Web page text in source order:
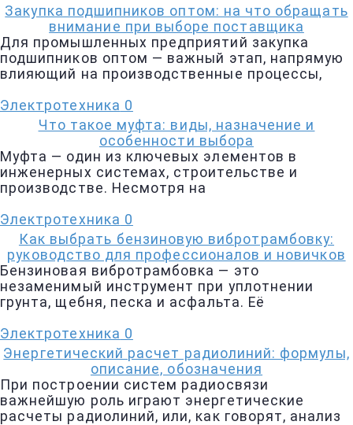
Закупка подшипников оптом: на что обращать
внимание при выборе поставщика
Для промышленных предприятий закупка
подшипников оптом — важный этап, напрямую
влияющий на производственные процессы,
Электротехника 0
Что такое муфта: виды, назначение и
особенности выбора
Муфта — один из ключевых элементов в
инженерных системах, строительстве и
производстве. Несмотря на
Электротехника 0
Как выбрать бензиновую вибротрамбовку:
руководство для профессионалов и новичков
Бензиновая вибротрамбовка — это
незаменимый инструмент при уплотнении
грунта, щебня, песка и асфальта. Её
Электротехника 0
Энергетический расчет радиолиний: формулы,
описание, обозначения
При построении систем радиосвязи
важнейшую роль играют энергетические
расчеты радиолиний, или, как говорят, анализ